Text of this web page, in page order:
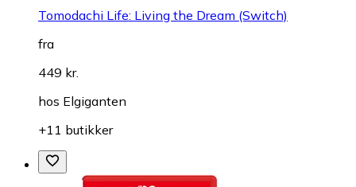
Tomodachi Life: Living the Dream (Switch)
fra
449 kr.
hos Elgiganten
+11 butikker